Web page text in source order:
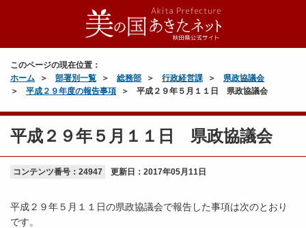
このページの現在位置：
ホーム
部署別一覧 総務部 行政経営課
県政協議会
平成２９年度の報告事項
平成２９年５月１１日 県政協議会
平成２９年５月１１日 県政協議会
コンテンツ番号：24947 更新日： 2017年05月11日
平成２９年５月１１日の県政協議会で報告した事項は次のとおり
です。